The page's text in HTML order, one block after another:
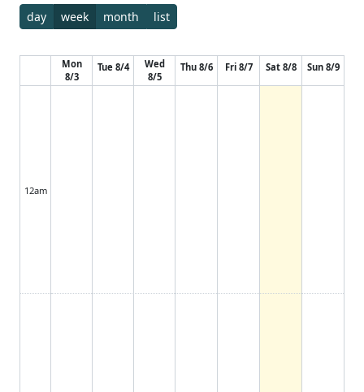
day week month list
Mon
8/3
Tue 8/4
Wed
8/5
Thu 8/6 Fri 8/7 Sat 8/8 Sun 8/9
12am